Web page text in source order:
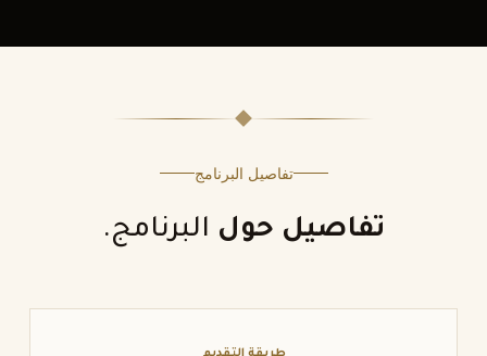
تفاصيل البرنامج
تفاصيل حول البرنامج.